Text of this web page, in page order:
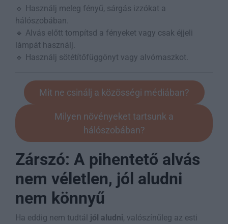
🔹 Használj meleg fényű, sárgás izzókat a
hálószobában.
🔹 Alvás előtt tompítsd a fényeket vagy csak éjjeli
lámpát használj.
🔹 Használj sötétítőfüggönyt vagy alvómaszkot.
Mit ne csinálj a közösségi médiában?
Milyen növényeket tartsunk a
hálószobában?
Zárszó: A pihentető alvás
nem véletlen, jól aludni
nem könnyű
Ha eddig nem tudtál jól aludni, valószínűleg az esti